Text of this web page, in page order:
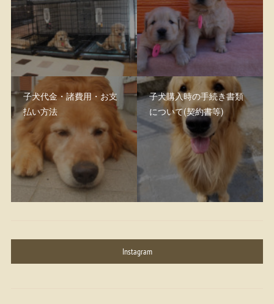
子犬代金・諸費用・お支
払い方法
子犬購入時の手続き書類
について(契約書等)
Instagram